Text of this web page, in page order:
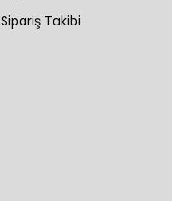
Sipariş Takibi